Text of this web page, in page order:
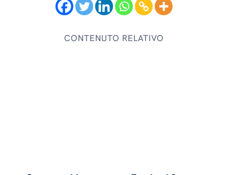
CONTENUTO RELATIVO